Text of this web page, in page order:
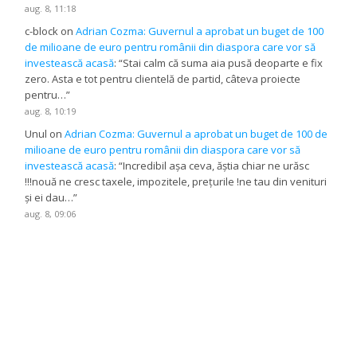
aug. 8, 11:18
c-block onAdrian Cozma: Guvernul a aprobat un buget de 100
de milioane de euro pentru românii din diaspora care vor să
investească acasă: “Stai calm că suma aia pusă deoparte e fix
zero. Asta e tot pentru clientelă de partid, câteva proiecte
pentru…”
aug. 8, 10:19
Unul onAdrian Cozma: Guvernul a aprobat un buget de 100 de
milioane de euro pentru românii din diaspora care vor să
investească acasă: “Incredibil așa ceva, ăștia chiar ne urăsc
!!!nouă ne cresc taxele, impozitele, prețurile !ne tau din venituri
și ei dau…”
aug. 8, 09:06